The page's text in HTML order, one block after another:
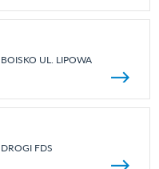
BOISKO UL. LIPOWA
DROGI FDS